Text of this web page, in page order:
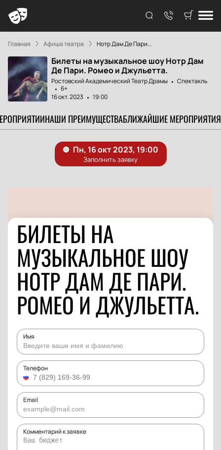
Главная Афиша театра Нотр Дам Де Пари...
Билеты на музыкальное шоу Нотр Дам
Де Пари. Ромео и Джульетта.
Ростовский Академический Театр Драмы
Спектакль
6+
16 окт. 2023
19:00
НАШИ ПРЕИМУЩЕСТВАБЛИЖАЙШИЕ МЕРОПРИЯТИЯ
БИЛЕТЫ НА
МУЗЫКАЛЬНОЕ ШОУ
НОТР ДАМ ДЕ ПАРИ.
РОМЕО И ДЖУЛЬЕТТА.
Имя
Телефон
Email
Комментарий к заявке